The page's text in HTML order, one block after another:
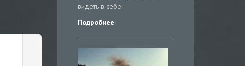
видеть в себе
Подробнее